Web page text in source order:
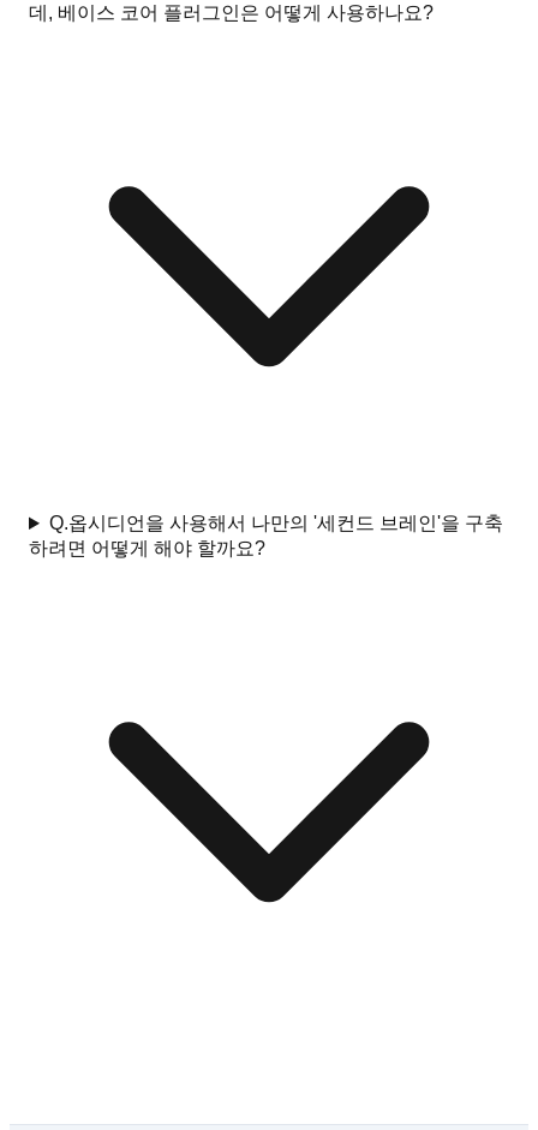
데, 베이스 코어 플러그인은 어떻게 사용하나요?
Q.옵시디언을 사용해서 나만의 '세컨드 브레인'을 구축
하려면 어떻게 해야 할까요?